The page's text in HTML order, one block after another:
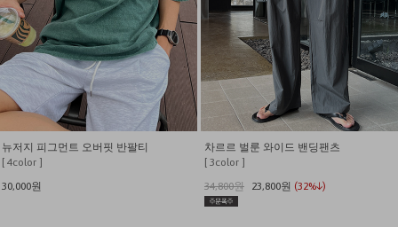
뉴저지 피그먼트 오버핏 반팔티
[ 4color ]
30,000원
차르르 벌룬 와이드 밴딩팬츠
[ 3color ]
34,800원
23,800원 (32%↓)